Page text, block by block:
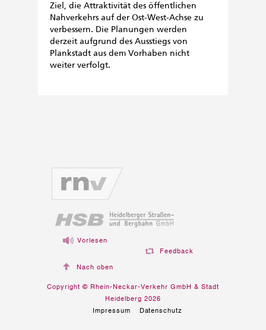
Ziel, die Attraktivität des öffentlichen
Nahverkehrs auf der Ost-West-Achse zu
verbessern. Die Planungen werden
derzeit aufgrund des Ausstiegs von
Plankstadt aus dem Vorhaben nicht
weiter verfolgt.
Vorlesen
Feedback
Nach oben
Copyright © Rhein-Neckar-Verkehr GmbH & Stadt
Heidelberg 2026
Impressum
Datenschutz